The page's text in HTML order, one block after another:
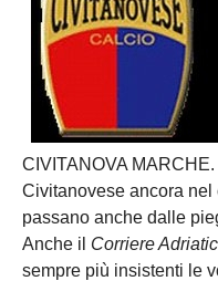
CIVITANOVA
Civitanovese ancora nel
passano anche dalle
Anche il Corriere
sempre più insistenti le